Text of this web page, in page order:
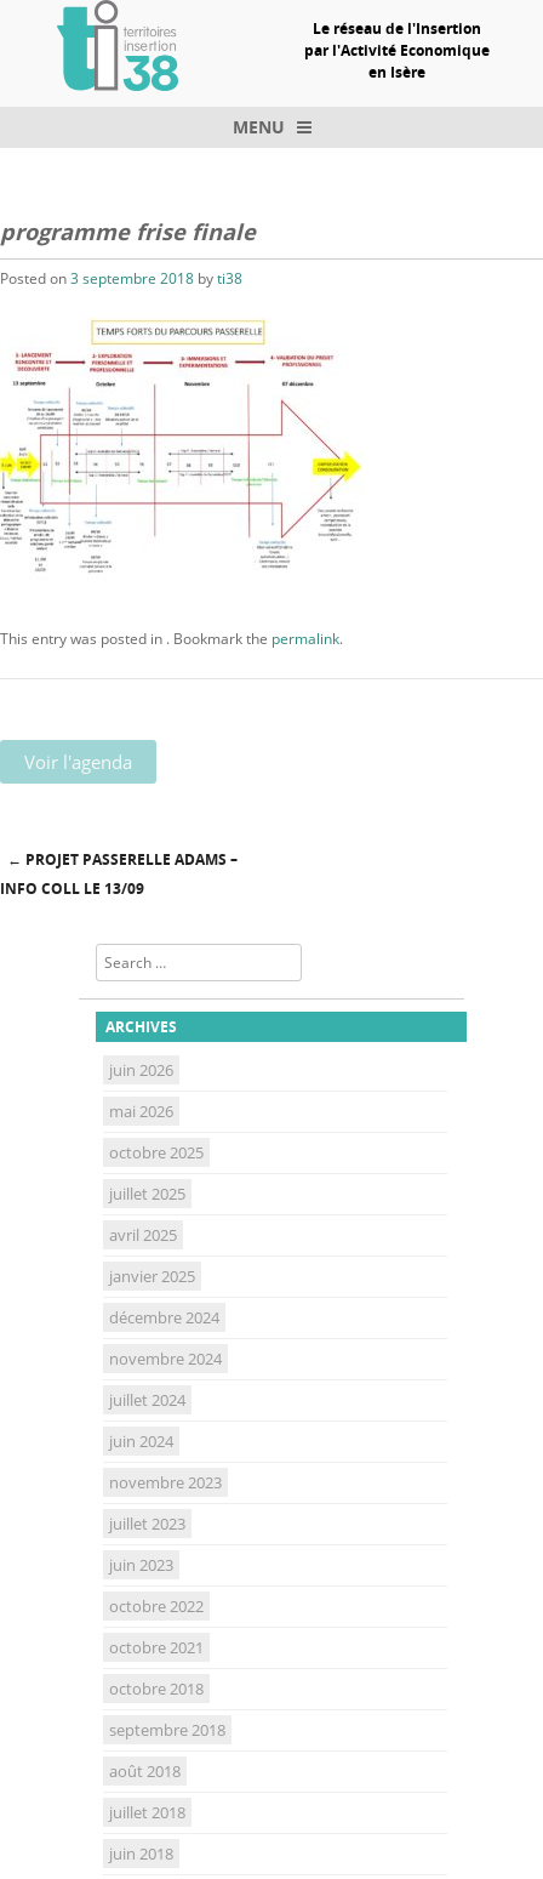
Le réseau de l'Insertion
par l'Activité Economique
en Isère
MENU
programme frise finale
Posted on3 septembre 2018 byti38
This entry was posted in . Bookmark the permalink.
Voir l'agenda
Post navigation
← PROJET PASSERELLE ADAMS –
INFO COLL LE 13/09
Search
ARCHIVES
juin 2026
mai 2026
octobre 2025
juillet 2025
avril 2025
janvier 2025
décembre 2024
novembre 2024
juillet 2024
juin 2024
novembre 2023
juillet 2023
juin 2023
octobre 2022
octobre 2021
octobre 2018
septembre 2018
août 2018
juillet 2018
juin 2018